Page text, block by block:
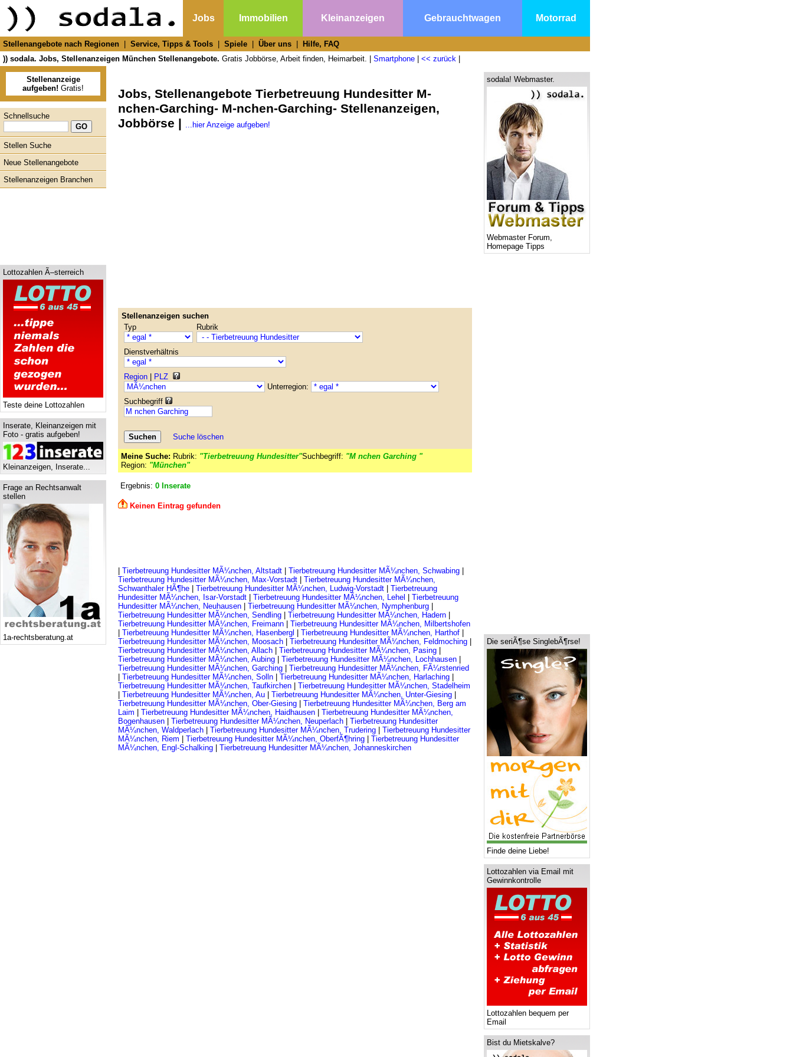
Jobs Immobilien Kleinanzeigen Gebrauchtwagen Motorrad
Stellenangebote nach Regionen Service, Tipps & Tools Spiele Über uns
Hilfe, FAQ
)) sodala. Jobs, Stellenanzeigen München Stellenangebote. Gratis Jobbörse, Arbeit finden, Heimarbeit. | Smartphone << zurück
Stellenanzeige
aufgeben! Gratis!
Schnellsuche
Stellen Suche
Neue Stellenangebote
Stellenanzeigen Branchen
Lottozahlen Ã–sterreich
Teste deine Lottozahlen
Inserate, Kleinanzeigen mit
Foto - gratis aufgeben!
Kleinanzeigen, Inserate...
Frage an Rechtsanwalt
stellen
1a-rechtsberatung.at
Jobs, Stellenangebote Tierbetreuung Hundesitter M-
nchen-Garching- M-nchen-Garching- Stellenanzeigen,
Jobbörse | ...hier Anzeige aufgeben!
Stellenanzeigen suchen
Typ
Rubrik
Dienstverhältnis
Region
PLZ
Unterregion:
Suchbegriff
Suche löschen
Meine Suche: Rubrik: "Tierbetreuung Hundesitter"Suchbegriff: "M nchen Garching "
Region: "München"
Ergebnis: 0 Inserate
Keinen Eintrag gefunden
Tierbetreuung Hundesitter MÃ¼nchen, Altstadt Tierbetreuung Hundesitter MÃ¼nchen, Schwabing
Tierbetreuung Hundesitter MÃ¼nchen, Max-Vorstadt
Tierbetreuung Hundesitter MÃ¼nchen,
Schwanthaler HÃ¶he
Tierbetreuung Hundesitter MÃ¼nchen, Ludwig-Vorstadt
Tierbetreuung
Hundesitter MÃ¼nchen, Isar-Vorstadt
Tierbetreuung Hundesitter MÃ¼nchen, Lehel
Tierbetreuung
Hundesitter MÃ¼nchen, Neuhausen
Tierbetreuung Hundesitter MÃ¼nchen, Nymphenburg
Tierbetreuung Hundesitter MÃ¼nchen, Sendling
Tierbetreuung Hundesitter MÃ¼nchen, Hadern
Tierbetreuung Hundesitter MÃ¼nchen, Freimann
Tierbetreuung Hundesitter MÃ¼nchen, Milbertshofen
Tierbetreuung Hundesitter MÃ¼nchen, Hasenbergl Tierbetreuung Hundesitter MÃ¼nchen, Harthof
Tierbetreuung Hundesitter MÃ¼nchen, Moosach
Tierbetreuung Hundesitter MÃ¼nchen, Feldmoching
Tierbetreuung Hundesitter MÃ¼nchen, Allach
Tierbetreuung Hundesitter MÃ¼nchen, Pasing
Tierbetreuung Hundesitter MÃ¼nchen, Aubing
Tierbetreuung Hundesitter MÃ¼nchen, Lochhausen
Tierbetreuung Hundesitter MÃ¼nchen, Garching
Tierbetreuung Hundesitter MÃ¼nchen, FÃ¼rstenried
Tierbetreuung Hundesitter MÃ¼nchen, Solln Tierbetreuung Hundesitter MÃ¼nchen, Harlaching
Tierbetreuung Hundesitter MÃ¼nchen, Taufkirchen
Tierbetreuung Hundesitter MÃ¼nchen, Stadelheim
Tierbetreuung Hundesitter MÃ¼nchen, Au Tierbetreuung Hundesitter MÃ¼nchen, Unter-Giesing
Tierbetreuung Hundesitter MÃ¼nchen, Ober-Giesing
Tierbetreuung Hundesitter MÃ¼nchen, Berg am
Laim
Tierbetreuung Hundesitter MÃ¼nchen, Haidhausen
Tierbetreuung Hundesitter MÃ¼nchen,
Bogenhausen
Tierbetreuung Hundesitter MÃ¼nchen, Neuperlach
Tierbetreuung Hundesitter
MÃ¼nchen, Waldperlach
Tierbetreuung Hundesitter MÃ¼nchen, Trudering
Tierbetreuung Hundesitter
MÃ¼nchen, Riem
Tierbetreuung Hundesitter MÃ¼nchen, OberfÃ¶hring
Tierbetreuung Hundesitter
MÃ¼nchen, Engl-Schalking
Tierbetreuung Hundesitter MÃ¼nchen, Johanneskirchen
sodala! Webmaster.
Webmaster Forum,
Homepage Tipps
Die seriÃ¶se SinglebÃ¶rse!
Finde deine Liebe!
Lottozahlen via Email mit
Gewinnkontrolle
Lottozahlen bequem per
Email
Bist du Mietskalve?